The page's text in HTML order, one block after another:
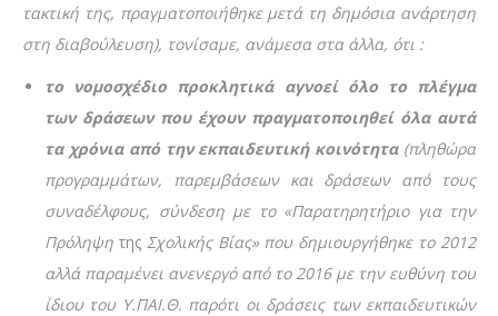
τακτική της, πραγματοποιήθηκε μετά τη δημόσια ανάρτηση
στη διαβούλευση), τονίσαμε, ανάμεσα στα άλλα, ότι :
το νομοσχέδιο προκλητικά αγνοεί όλο το πλέγμα
των δράσεων που έχουν πραγματοποιηθεί όλα αυτά
τα χρόνια από την εκπαιδευτική κοινότητα(πληθώρα
προγραμμάτων, παρεμβάσεων και δράσεων από τους
συναδέλφους, σύνδεση με το «Παρατηρητήριο για την
Πρόληψη της Σχολικής Βίας» που δημιουργήθηκε το 2012
αλλά παραμένει ανενεργό από το 2016 με την ευθύνη του
ίδιου του Υ.ΠΑΙ.Θ. παρότι οι δράσεις των εκπαιδευτικών